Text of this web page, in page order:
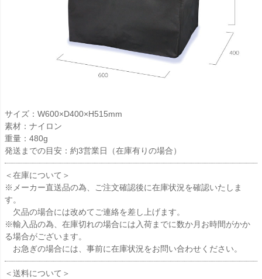
サイズ：W600×D400×H515mm
素材：ナイロン
重量：480g
発送までの目安：約3営業日（在庫有りの場合）
＜在庫について＞
※メーカー直送品の為、ご注文確認後に在庫状況を確認いたしま
す。
欠品の場合には改めてご連絡を差し上げます。
※輸入品の為、在庫切れの場合には入荷までに数か月お時間がかか
る場合がございます。
お急ぎの場合には、事前に在庫状況をお問い合わせください。
＜送料について＞